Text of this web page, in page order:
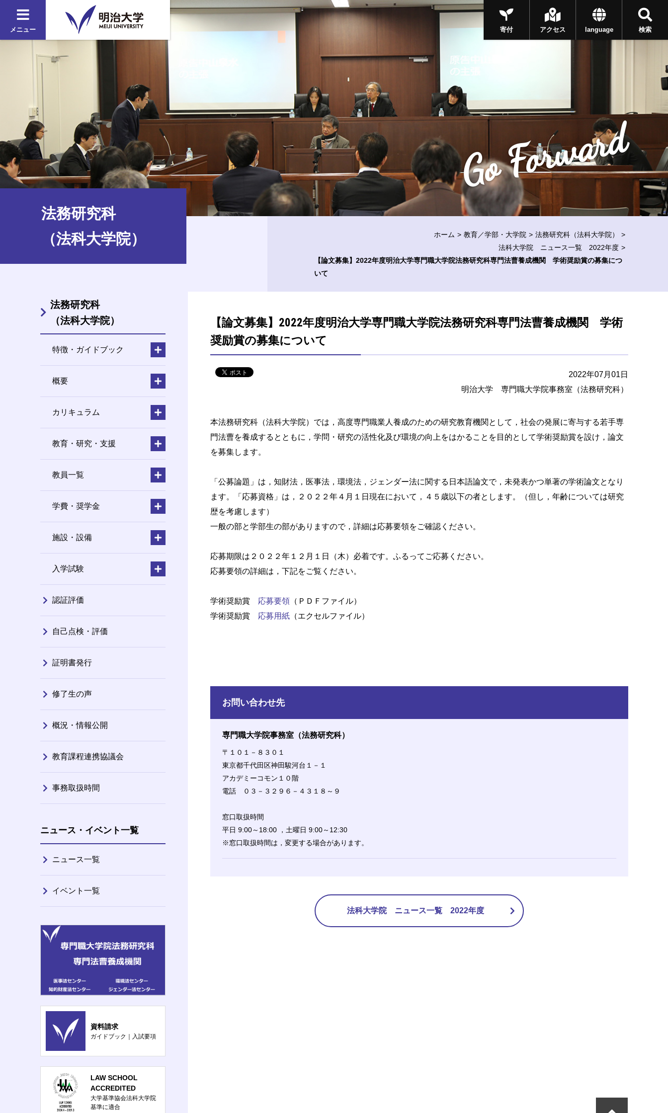
メニュー 検索
language
アクセス
寄付
Go Forward
法務研究科
（法科大学院）
ホーム 教育／学部・大学院
法務研究科（法科大学院）
法科大学院 ニュース一覧 2022年度
【論文募集】2022年度明治大学専門職大学院法務研究科専門法曹養成機関 学術奨励賞の募集につ
いて
【論文募集】2022年度明治大学専門職大学院法務研究科専門法曹養成機関 学術
奨励賞の募集について
2022年07月01日
明治大学 専門職大学院事務室（法務研究科）
本法務研究科（法科大学院）では，高度専門職業人養成のための研究教育機関として，社会の発展に寄与する若手専
門法曹を養成するとともに，学問・研究の活性化及び環境の向上をはかることを目的として学術奨励賞を設け，論文
を募集します。
「公募論題」は，知財法，医事法，環境法，ジェンダー法に関する日本語論文で，未発表かつ単著の学術論文となり
ます。「応募資格」は，２０２２年４月１日現在において，４５歳以下の者とします。（但し，年齢については研究
歴を考慮します）
一般の部と学部生の部がありますので，詳細は応募要領をご確認ください。
応募期限は２０２２年１２月１日（木）必着です。ふるってご応募ください。
応募要領の詳細は，下記をご覧ください。
学術奨励賞 応募要領 （ＰＤＦファイル）
学術奨励賞 応募用紙 （エクセルファイル）
お問い合わせ先
専門職大学院事務室（法務研究科）
〒１０１－８３０１
東京都千代田区神田駿河台１－１
アカデミーコモン１０階
電話 ０３－３２９６－４３１８～９
窓口取扱時間
平日 9:00～18:00 ，土曜日 9:00～12:30
※窓口取扱時間は，変更する場合があります。
法科大学院 ニュース一覧 2022年度
法務研究科
（法科大学院）
特徴・ガイドブック
概要
カリキュラム
教育・研究・支援
教員一覧
学費・奨学金
施設・設備
入学試験
認証評価
自己点検・評価
証明書発行
修了生の声
概況・情報公開
教育課程連携協議会
事務取扱時間
ニュース・イベント一覧
ニュース一覧
イベント一覧
資料請求
ガイドブック｜入試要項
LAW SCHOOL
ACCREDITED
大学基準協会法科大学院
基準に適合